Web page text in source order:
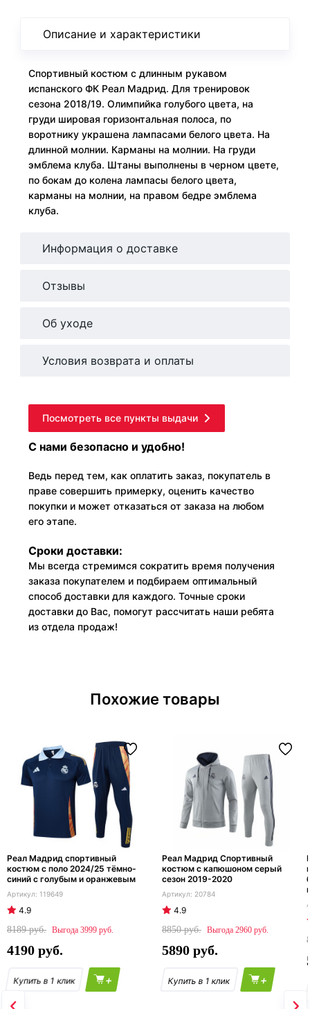
Описание и характеристики
Спортивный костюм с длинным рукавом
испанского ФК Реал Мадрид. Для тренировок
сезона 2018/19. Олимпийка голубого цвета, на
груди шировая горизонтальная полоса, по
воротнику украшена лампасами белого цвета. На
длинной молнии. Карманы на молнии. На груди
эмблема клуба. Штаны выполнены в черном цвете,
по бокам до колена лампасы белого цвета,
карманы на молнии, на правом бедре эмблема
клуба.
Информация о доставке
Отзывы
Об уходе
Условия возврата и оплаты
Посмотреть все пункты выдачи
С нами безопасно и удобно!
Ведь перед тем, как оплатить заказ, покупатель в
праве совершить примерку, оценить качество
покупки и может отказаться от заказа на любом
его этапе.
Сроки доставки:
Мы всегда стремимся сократить время получения
заказа покупателем и подбираем оптимальный
способ доставки для каждого. Точные сроки
доставки до Вас, помогут рассчитать наши ребята
из отдела продаж!
Похожие товары
Реал Мадрид спортивный
костюм с поло 2024/25 тёмно-
синий с голубым и оранжевым
119649
4.9
8189
3999
4190
+
Реал Мадрид Спортивный
костюм с капюшоном серый
сезон 2019-2020
20784
4.9
8850
2960
5890
+